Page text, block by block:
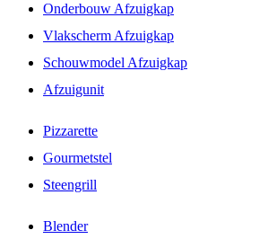
Onderbouw Afzuigkap
Vlakscherm Afzuigkap
Schouwmodel Afzuigkap
Afzuigunit
Pizzarette
Gourmetstel
Steengrill
Blender